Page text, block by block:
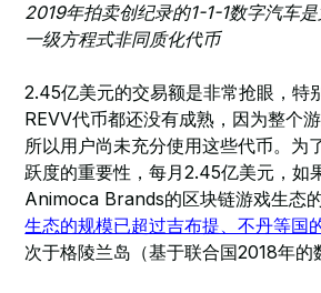
2019年拍卖创纪录的1-1-1数字汽车
一级方程式非同质化代币
2.45亿美元的交易额是非常抢眼，特
REVV代币都还没有成熟，因为整个
所以用户尚未充分使用这些代币。为
跃度的重要性，每月2.45亿美元，如
Animoca Brands的区块链游戏生态
生态的规模已超过吉布提、不丹等国
次于格陵兰岛（基于联合国2018年的